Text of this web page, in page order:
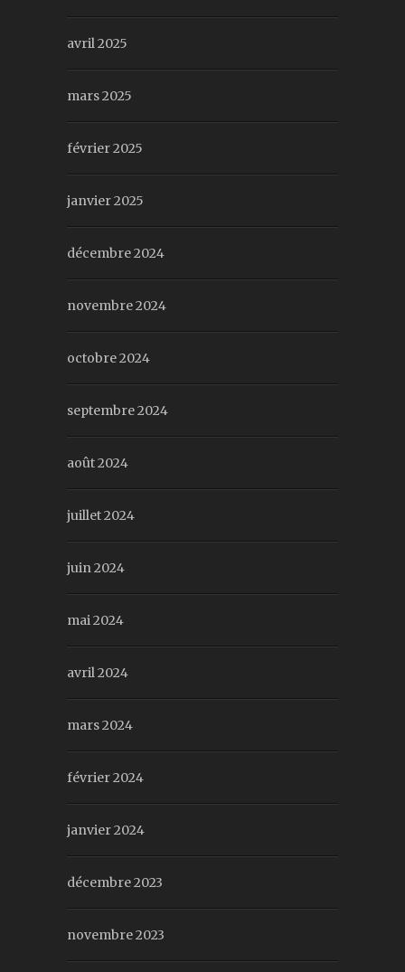
avril 2025
mars 2025
février 2025
janvier 2025
décembre 2024
novembre 2024
octobre 2024
septembre 2024
août 2024
juillet 2024
juin 2024
mai 2024
avril 2024
mars 2024
février 2024
janvier 2024
décembre 2023
novembre 2023